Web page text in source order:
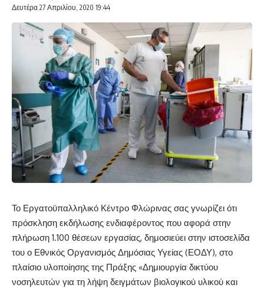
Δευτέρα 27 Απριλίου, 2020 19:44
Το Εργατοϋπαλληλικό Κέντρο Φλώρινας σας γνωρίζει ότι
πρόσκληση εκδήλωσης ενδιαφέροντος που αφορά στην
πλήρωση 1.100 θέσεων εργασίας, δημοσιεύει στην ιστοσελίδα
του ο Εθνικός Οργανισμός Δημόσιας Υγείας (ΕΟΔΥ), στο
πλαίσιο υλοποίησης της Πράξης «Δημιουργία δικτύου
νοσηλευτών για τη λήψη δειγμάτων βιολογικού υλικού και